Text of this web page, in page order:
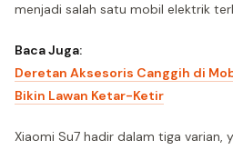
menjadi salah satu mobil elektrik
Baca Juga:
Deretan Aksesoris Canggih di
Bikin Lawan Ketar-Ketir
Xiaomi Su7 hadir dalam tiga varian,